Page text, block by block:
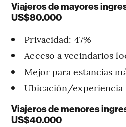
Viajeros de mayores
US$80.000
Privacidad: 47%
Acceso a vecindarios
Mejor para estancias
Ubicación/experiencia
Viajeros de menores
US$40.000